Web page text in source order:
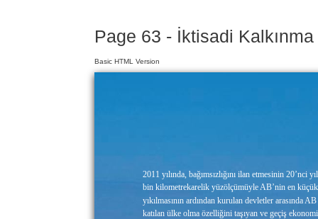
Page 63 - İktisadi
Basic HTML Version
2011 yılında, bağımsızlığını ilan etmesinin
bin kilometrekarelik yüzölçümüyle AB’nin en
yıkılmasının ardından kurulan devletler arasında
katılan ülke olma özelliğini taşıyan ve geçiş